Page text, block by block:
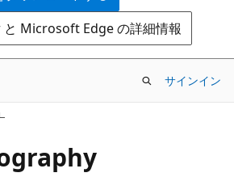
Microsoft Edge の詳細情報
サインイン